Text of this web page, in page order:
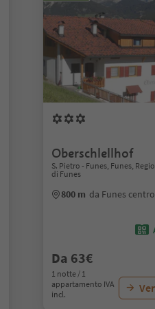
Oberschlellhof
S. Pietro - Funes, Funes,
di Funes
800 m da Funes centro
Da 63€
1 notte / 1
appartamento IVA
incl.